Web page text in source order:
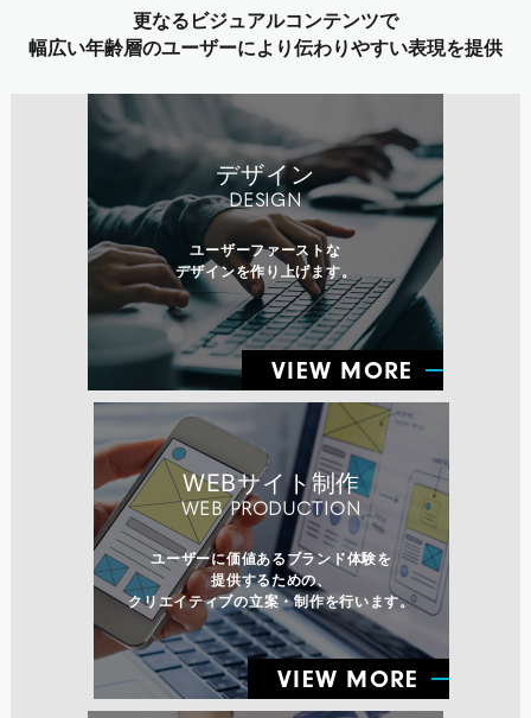
更なるビジュアルコンテンツで
幅広い年齢層のユーザーにより伝わりやすい表現を提供
デザイン
DESIGN
ユーザーファーストな
デザインを作り上げます。
VIEW MORE
WEBサイト制作
WEB PRODUCTION
ユーザーに価値あるブランド体験を
提供するための、
クリエイティブの立案・制作を行います。
VIEW MORE